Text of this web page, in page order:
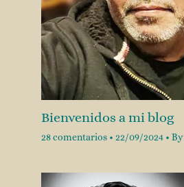
Bienvenidos a mi blog
28 comentarios • 22/09/2024 • By